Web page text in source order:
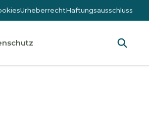
UrheberrechtHaftungsausschluss